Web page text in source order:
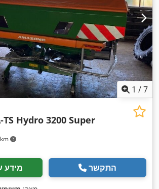
1 /7
TS Hydro 3200 Super
מידע התקשר